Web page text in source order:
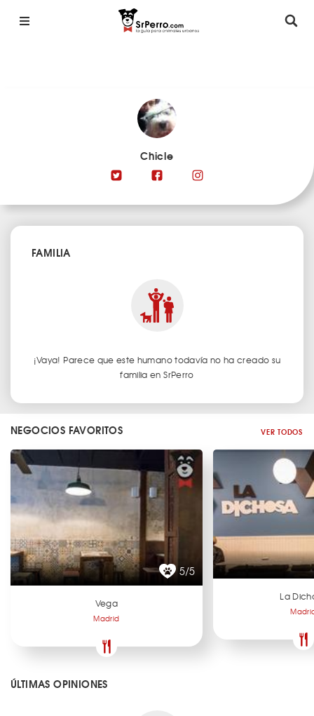
Chicle
FAMILIA
¡Vaya! Parece que este humano todavía no ha creado su
familia en SrPerro
NEGOCIOS FAVORITOS VER TODOS
5/5
Vega
Madrid
La
ÚLTIMAS OPINIONES